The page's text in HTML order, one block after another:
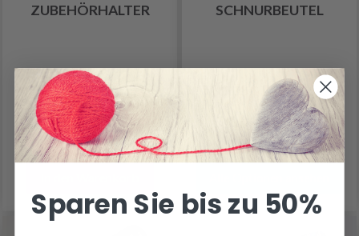
ZUBEHÖRHALTER
25.80 €
Anzahl
SCHNURBEUTEL
23.05 €
Sparen Sie bis zu 50%